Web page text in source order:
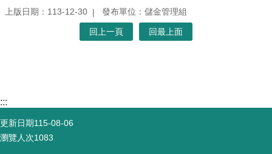
上版日期：113-12-30 發布單位：儲金管理組
回上一頁 回最上面
:::
更新日期115-08-06
瀏覽人次1083